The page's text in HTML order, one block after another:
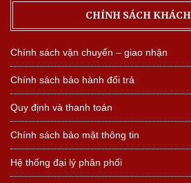
CHÍNH SÁCH
Chính sách vận chuyển – giao nhận
Chính sách bảo hành đổi trả
Quy định và thanh toán
Chính sách bảo mật thông tin
Hệ thống đại lý phân phối